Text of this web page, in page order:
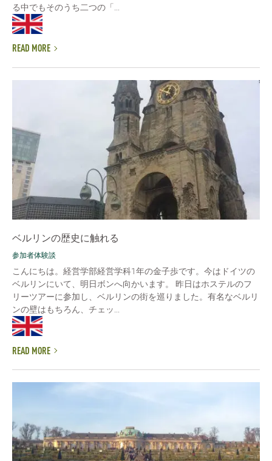
る中でもそのうち二つの「...
READ MORE
ベルリンの歴史に触れる
参加者体験談
こんにちは。経営学部経営学科1年の金子歩です。今はドイツの
ベルリンにいて、明日ボンへ向かいます。 昨日はホステルのフ
リーツアーに参加し、ベルリンの街を巡りました。有名なベルリ
ンの壁はもちろん、チェッ...
READ MORE